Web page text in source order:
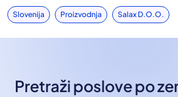
Slovenija Proizvodnja Salax D.o.o.
Pretraži poslove po